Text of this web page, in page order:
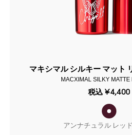
マキシマル シルキー マット
MACXIMAL SILKY MATTE
税込 ¥4,400
アンナチュラル レッ